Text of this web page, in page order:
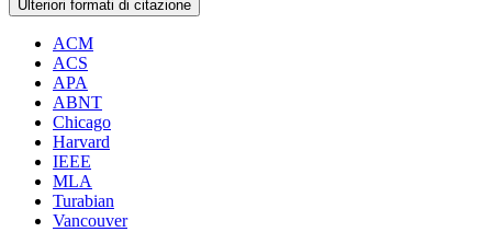
Ulteriori formati di citazione
ACM
ACS
APA
ABNT
Chicago
Harvard
IEEE
MLA
Turabian
Vancouver